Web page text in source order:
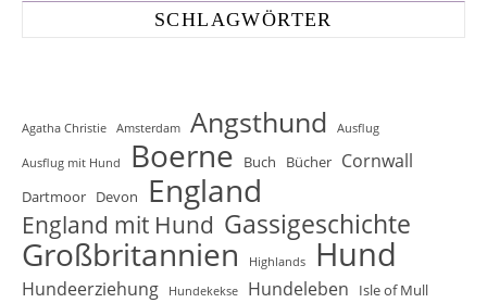
SCHLAGWÖRTER
Agatha Christie Amsterdam Angsthund Ausflug
Ausflug mit Hund Boerne Buch Bücher Cornwall
Dartmoor Devon England
England mit Hund Gassigeschichte
Großbritannien Highlands Hund
Hundeerziehung Hundekekse Hundeleben Isle of Mull